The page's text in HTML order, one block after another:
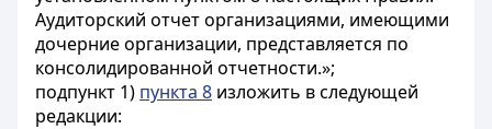
Аудиторский отчет организациями, имеющими
дочерние организации, представляется по
консолидированной отчетности.»;
подпункт 1) пункта 8 изложить в следующей
редакции: